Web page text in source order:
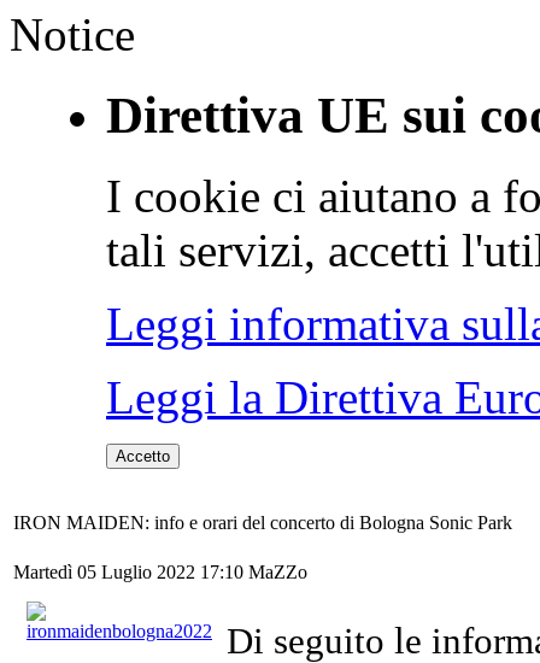
Notice
Direttiva UE sui
I cookie ci aiutano a
tali servizi, accetti
Leggi informativa
Leggi la Direttiva
Accetto
IRON MAIDEN: info e orari del concerto di Bologna Sonic Park
Martedì 05 Luglio 2022 17:10 MaZZo
Di seguito le